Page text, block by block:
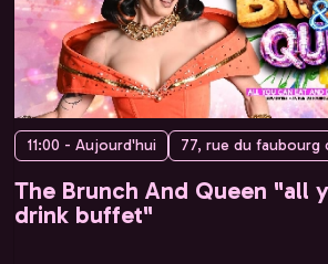
11:00 - Aujourd'hui
The Brunch And Queen "all
drink buffet"